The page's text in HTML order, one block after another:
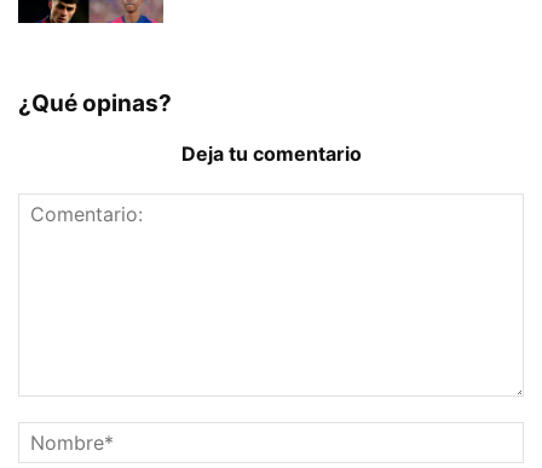
¿Qué opinas?
Deja tu comentario